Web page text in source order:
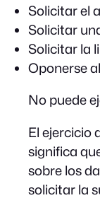
Solicitar el
Solicitar
Solicitar la
Oponerse
No puede
El ejercicio
significa
sobre los
solicitar la